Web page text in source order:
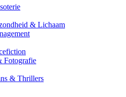
& Lichaam
Fotografie
& Thrillers